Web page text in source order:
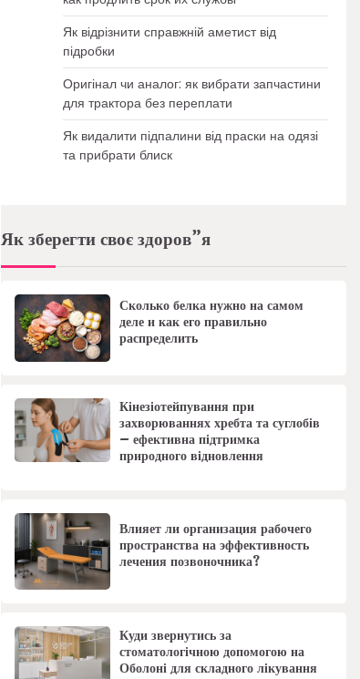
Як відрізнити справжній аметист від
підробки
Оригінал чи аналог: як вибрати запчастини
для трактора без переплати
Як видалити підпалини від праски на одязі
та прибрати блиск
Як зберегти своє здоров”я
Сколько белка нужно на самом
деле и как его правильно
распределить
Кінезіотейпування при
захворюваннях хребта та суглобів
– ефективна підтримка
природного відновлення
Влияет ли организация рабочего
пространства на эффективность
лечения позвоночника?
Куди звернутись за
стоматологічною допомогою на
Оболоні для складного лікування